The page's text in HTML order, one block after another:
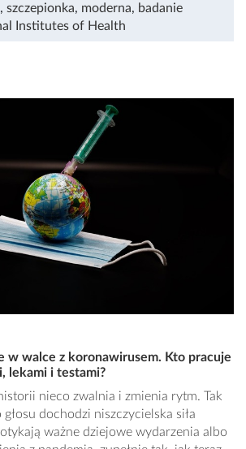
, szczepionka, moderna, badanie
Institutes of Health
w walce z koronawirusem. Kto pracuje
lekami i testami?
nieco zwalnia i zmienia rytm. Tak
dochodzi niszczycielska siła
ważne dziejowe wydarzenia albo